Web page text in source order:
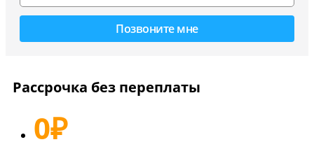
Рассрочка без переплаты
0₽